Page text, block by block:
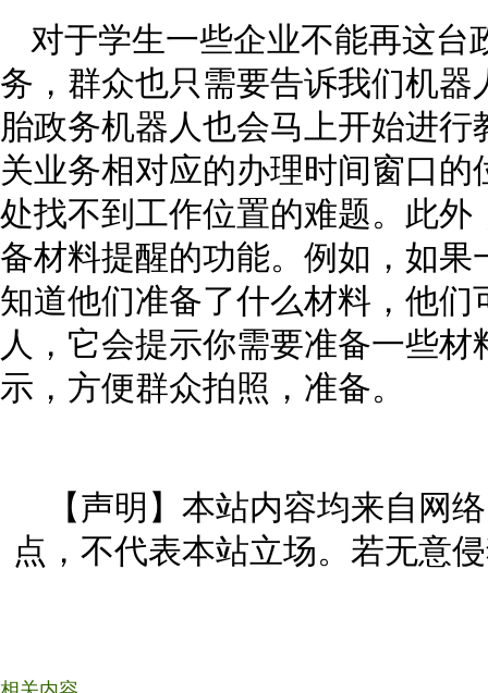
对于学生一些企业不能再这台
务，群众也只需要告诉我们机
胎政务机器人也会马上开始进
关业务相对应的办理时间窗口
处找不到工作位置的难题。此
备材料提醒的功能。例如，如
知道他们准备了什么材料，他
人，它会提示你需要准备一些
示，方便群众拍照，准备。
【声明】本站内容均来自网
点，不代表本站立场。若无意